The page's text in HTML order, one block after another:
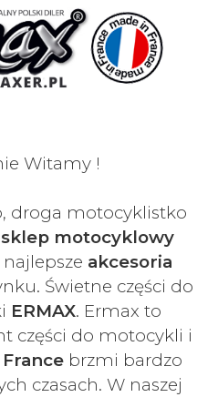
Witamy !
droga motocyklistko
sklep motocyklowy
akcesoria
Świetne części do
ERMAX. Ermax to
części do motocykli i
brzmi bardzo
czasach. W naszej